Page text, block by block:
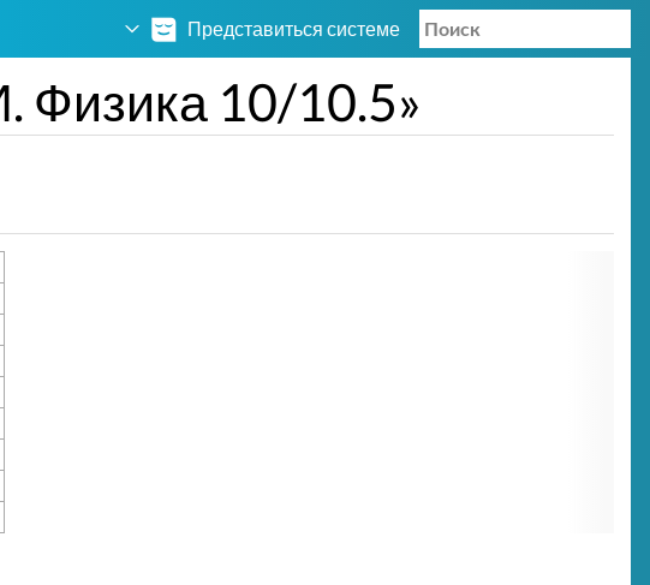
Представиться системе
Физика 10/10.5»